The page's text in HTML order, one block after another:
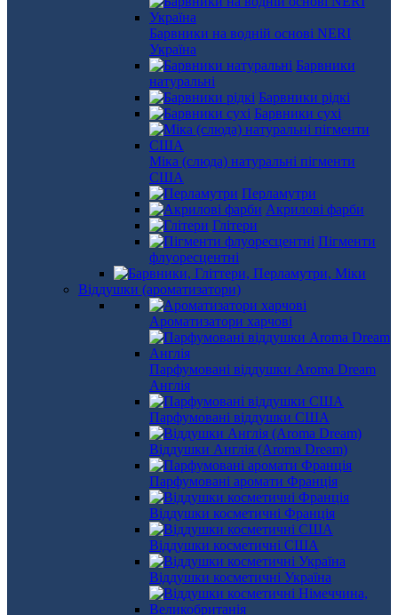
Барвники на водній основі NERI
Україна
Барвники
натуральні
Барвники рідкі
Барвники сухі
Міка (слюда) натуральні пігменти
США
Перламутри
Акрилові фарби
Глітери
Пігменти
флуоресцентні
Віддушки (ароматизатори)
Ароматизатори харчові
Парфумовані віддушки Aroma Dream
Англія
Парфумовані віддушки США
Віддушки Англія (Aroma Dream)
Парфумовані аромати Франція
Віддушки косметичні Франція
Віддушки косметичні США
Віддушки косметичні Україна